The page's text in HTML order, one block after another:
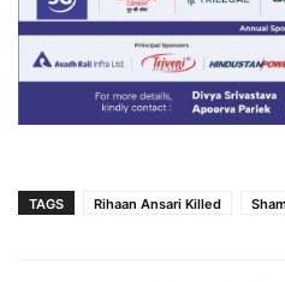
TAGS Rihaan Ansari Killed